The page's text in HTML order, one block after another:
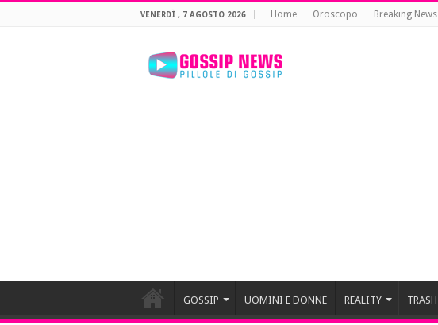
VENERDÌ , 7 AGOSTO 2026 Home Oroscopo Breaking News
GOSSIP UOMINI E DONNE REALITY TRASH